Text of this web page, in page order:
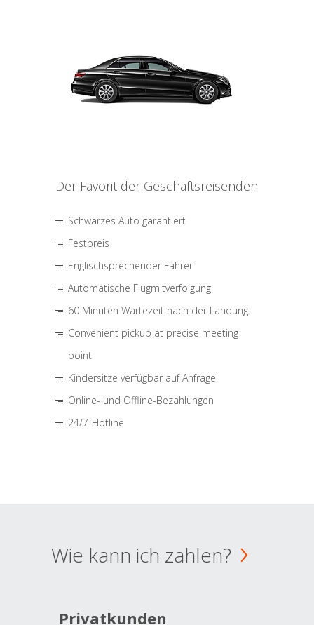
Der Favorit der Geschäftsreisenden
Schwarzes Auto garantiert
Festpreis
Englischsprechender Fahrer
Automatische Flugmitverfolgung
60 Minuten Wartezeit nach der Landung
Convenient pickup at precise meeting
point
Kindersitze verfügbar auf Anfrage
Online- und Offline-Bezahlungen
24/7-Hotline
Wie kann ich zahlen?
Privatkunden